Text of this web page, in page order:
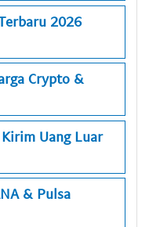
2026
Crypto &
Uang Luar
& Pulsa